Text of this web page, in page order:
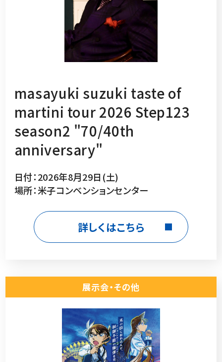
masayuki suzuki taste of
martini tour 2026 Step123
season2 "70/40th
anniversary"
日付：2026年8月29日(土)
場所：米子コンベンションセンター
詳しくはこちら
展示会・その他